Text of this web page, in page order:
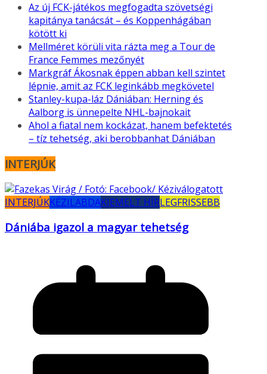
Az új FCK-játékos megfogadta szövetségi
kapitánya tanácsát – és Koppenhágában
kötött ki
Mellméret körüli vita rázta meg a Tour de
France Femmes mezőnyét
Markgráf Ákosnak éppen abban kell szintet
lépnie, amit az FCK leginkább megkövetel
Stanley-kupa-láz Dániában: Herning és
Aalborg is ünnepelte NHL-bajnokait
Ahol a fiatal nem kockázat, hanem befektetés
– tíz tehetség, aki berobbanhat Dániában
INTERJÚK
INTERJÚKKÉZILABDAKIEMELT HÍRLEGFRISSEBB
Dániába igazol a magyar tehetség